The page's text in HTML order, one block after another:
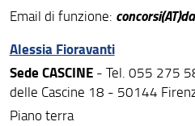
Email di funzione:
Alessia Fioravanti
Sede CASCINE- Tel. 055 275
delle Cascine 18 - 50144
Piano terra